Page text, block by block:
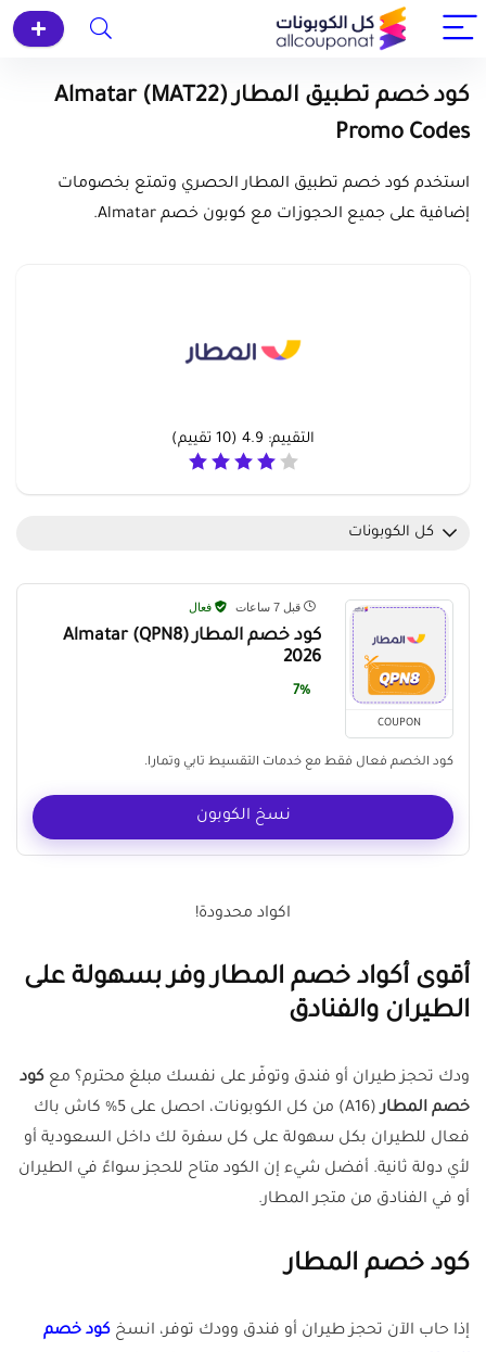
كود خصم تطبيق المطار (MAT22) Almatar
Promo Codes
استخدم كود خصم تطبيق المطار الحصري وتمتع بخصومات
إضافية على جميع الحجوزات مع كوبون خصم Almatar.
التقييم: 4.9
(
10 تقييم)
كل الكوبونات
COUPON
قبل 7 ساعات فعال
كود خصم المطار Almatar (QPN8)
2026
7%
كود الخصم فعال فقط مع خدمات التقسيط تابي وتمارا.
نسخ الكوبون
اكواد محدودة!
أقوى أكواد خصم المطار وفر بسهولة على
الطيران والفنادق
ودك تحجز طيران أو فندق وتوفّر على نفسك مبلغ محترم؟ مع كود
خصم المطار
(A16) من كل الكوبونات، احصل على 5% كاش باك
فعال للطيران بكل سهولة على كل سفرة لك داخل السعودية أو
لأي دولة ثانية. أفضل شيء إن الكود متاح للحجز سواءً في الطيران
أو في الفنادق من متجر المطار.
كود خصم المطار
إذا حاب الآن تحجز طيران أو فندق وودك توفر، انسخ كود خصم